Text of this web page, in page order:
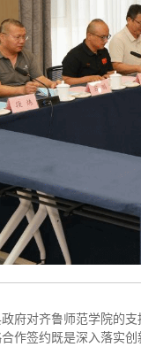
府对齐鲁师范学院的
作签约既是深入落实